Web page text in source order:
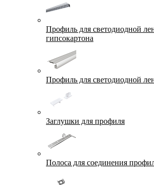
Профиль для светодиодной
гипсокартона
Профиль для светодиодной
Заглушки для профиля
Полоса для соединения